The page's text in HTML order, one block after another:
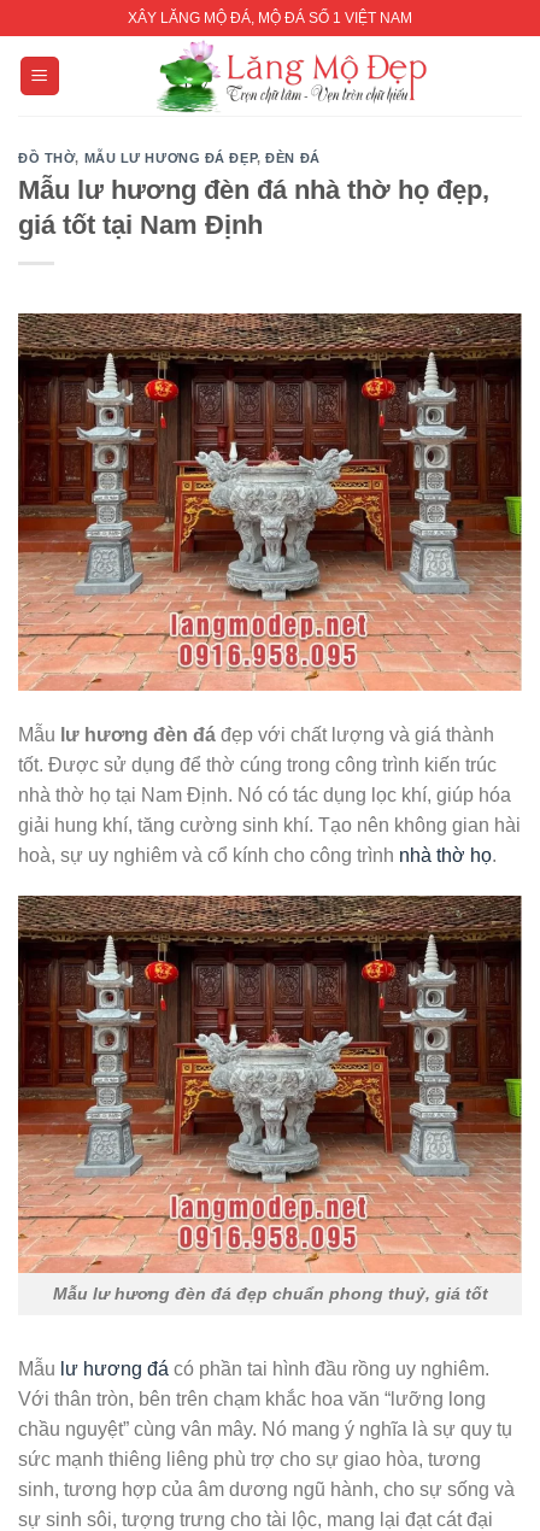
content
XÂY LĂNG MỘ ĐÁ, MỘ ĐÁ SỐ 1 VIỆT NAM
ĐỒ THỜ, MẪU LƯ HƯƠNG ĐÁ ĐẸP,ĐÈN ĐÁ
Mẫu lư hương đèn đá nhà thờ họ đẹp,
giá tốt tại Nam Định
Mẫu lư hương đèn đá đẹp với chất lượng và giá thành
tốt. Được sử dụng để thờ cúng trong công trình kiến trúc
nhà thờ họ tại Nam Định. Nó có tác dụng lọc khí, giúp hóa
giải hung khí, tăng cường sinh khí. Tạo nên không gian hài
hoà, sự uy nghiêm và cổ kính cho công trình nhà thờ họ.
Mẫu lư hương đèn đá đẹp chuẩn phong thuỷ, giá tốt
Mẫu lư hương đá có phần tai hình đầu rồng uy nghiêm.
Với thân tròn, bên trên chạm khắc hoa văn “lưỡng long
chầu nguyệt” cùng vân mây. Nó mang ý nghĩa là sự quy tụ
sức mạnh thiêng liêng phù trợ cho sự giao hòa, tương
sinh, tương hợp của âm dương ngũ hành, cho sự sống và
sự sinh sôi, tượng trưng cho tài lộc, mang lại đạt cát đại